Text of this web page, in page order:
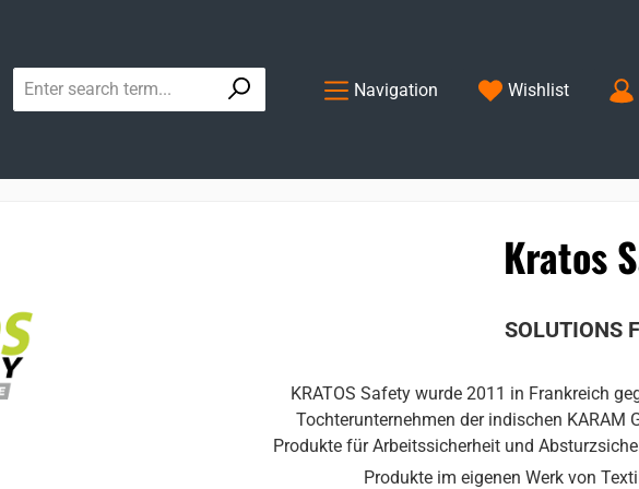
Navigation WishlistYou
Kratos
SOLUTIONS
KRATOS Safety wurde 2011 in Frankreich
Tochterunternehmen der indischen KARAM
Produkte für Arbeitssicherheit und
Produkte im eigenen Werk von